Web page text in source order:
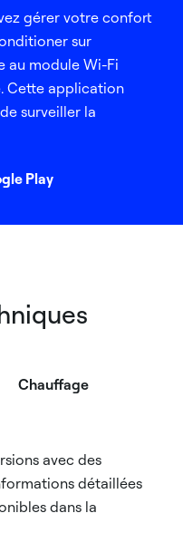
gérer votre confort
sur
au module Wi-Fi
Cette application
surveiller la
Play
Chauffage
avec des
détaillées
dans la